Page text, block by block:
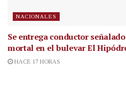
NACIONALES
Se entrega conductor
mortal en el bulevar El
HACE 17 HORAS